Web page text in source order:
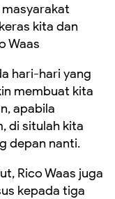
kita dan
Waas
hari-hari yang
membuat kita
apabila
di situlah kita
depan nanti.
Rico Waas juga
kepada tiga